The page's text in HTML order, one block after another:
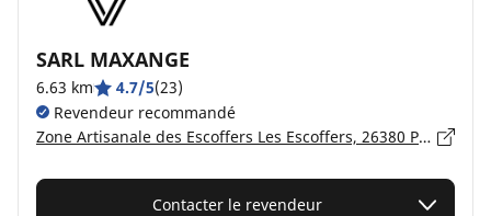
SARL MAXANGE
6.63 km 4.7/5(23)
Revendeur recommandé
Zone Artisanale des Escoffers Les Escoffers, 26380 PEYRINS
Contacter le revendeur